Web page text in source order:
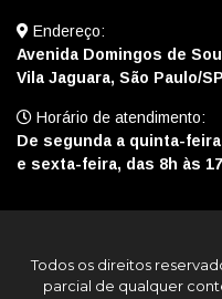
Endereço:
Avenida Domingos de
Vila Jaguara, São Paulo/SP
Horário de atendimento:
De segunda a quinta-
e sexta-feira, das 8h às
Todos os direitos
parcial de qualquer